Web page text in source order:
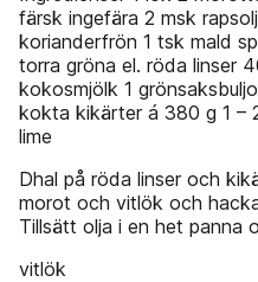
färsk ingefära 2 msk
korianderfrön 1 tsk mald
torra gröna el. röda linser
kokosmjölk 1
kokta kikärter á 380 g 1 –
lime
Dhal på röda linser och
morot och vitlök och
Tillsätt olja i en het panna
vitlök